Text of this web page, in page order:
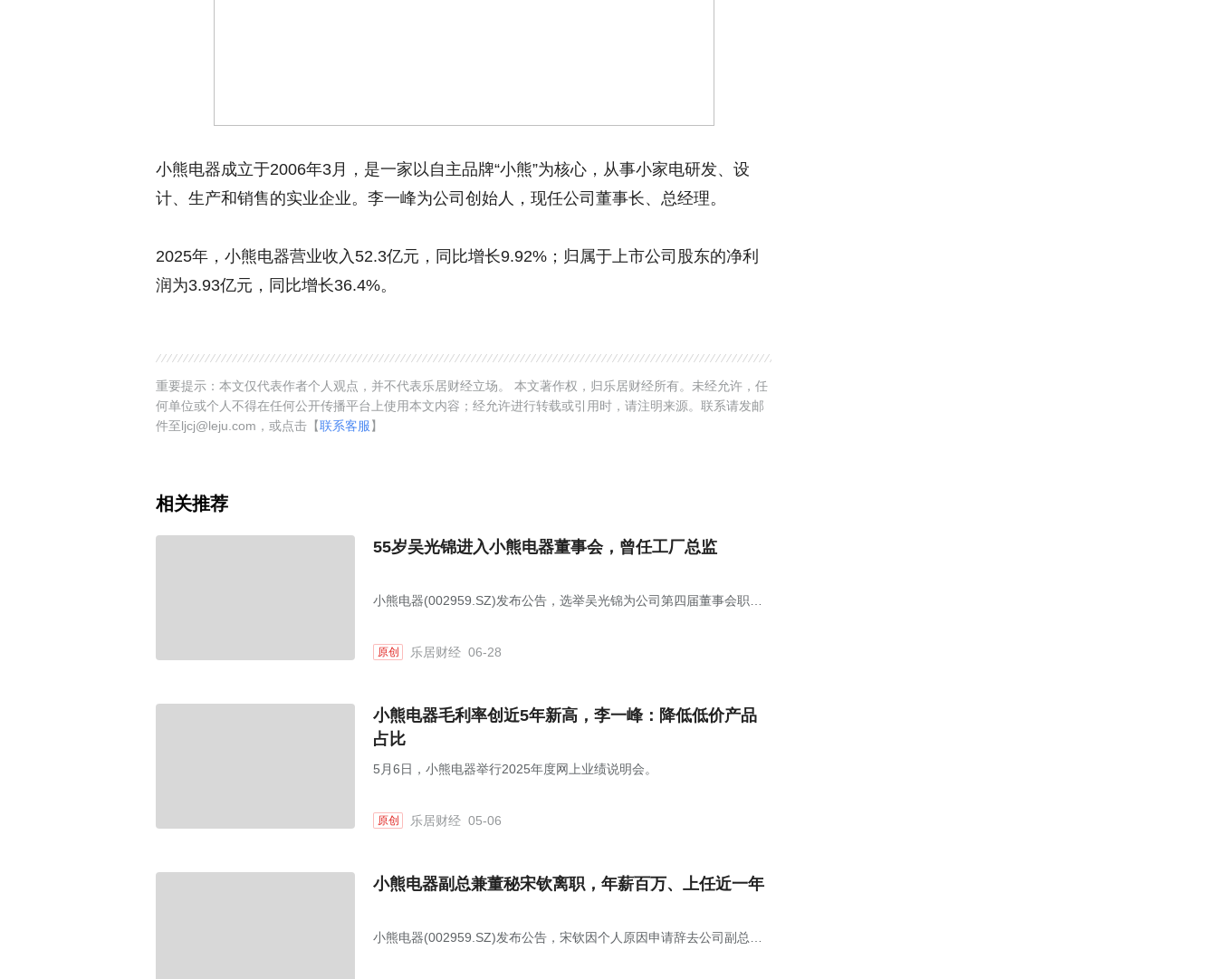
小熊电器成立于2006年3月，是一家以自主品牌“小熊”为核心，从事小家电研发、设
计、生产和销售的实业企业。李一峰为公司创始人，现任公司董事长、总经理。
2025年，小熊电器营业收入52.3亿元，同比增长9.92%；归属于上市公司股东的净利
润为3.93亿元，同比增长36.4%。
重要提示：本文仅代表作者个人观点，并不代表乐居财经立场。 本文著作权，归乐居财经所有。未经允许，任
何单位或个人不得在任何公开传播平台上使用本文内容；经允许进行转载或引用时，请注明来源。联系请发邮
件至ljcj@leju.com，或点击【联系客服】
相关推荐
55岁吴光锦进入小熊电器董事会，曾任工厂总监
小熊电器(002959.SZ)发布公告，选举吴光锦为公司第四届董事会职工
四届董事会。
原创 乐居财经 06-28
小熊电器毛利率创近5年新高，李一峰：降低低价产品
占比
5月6日，小熊电器举行2025年度网上业绩说明会。
原创 乐居财经 05-06
小熊电器副总兼董秘宋钦离职，年薪百万、上任近一年
小熊电器(002959.SZ)发布公告，宋钦因个人原因申请辞去公司副总经